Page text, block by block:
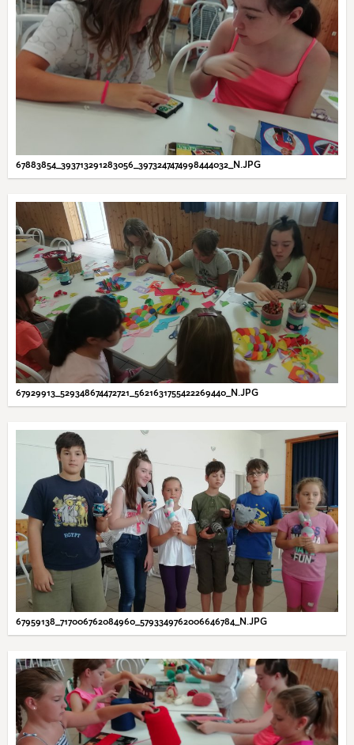
67883854_393713291283056_3973247474998444032_N.JPG
67929913_529348674472721_5621631755422269440_N.JPG
67959138_717006762084960_5793349762006646784_N.JPG